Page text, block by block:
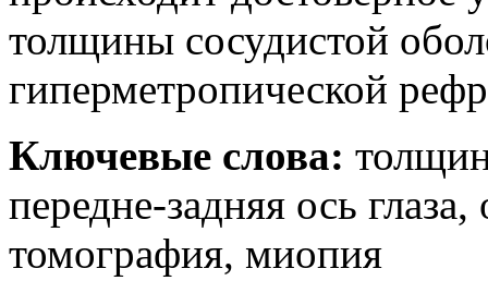
толщины сосудистой
гиперметропической
Ключевые слова:
передне-задняя ось
томография, миопия